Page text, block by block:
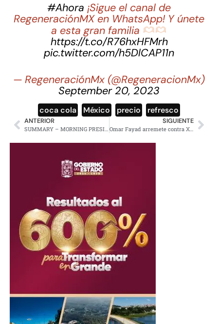
#Ahora ¡Sigue el canal de
RegeneraciónMX en WhatsApp! Y únete
a esta gran familia
https://t.co/R76hxHFMrh
pic.twitter.com/h5DlCAP11n
— RegeneraciónMx (@RegeneracionMx)
September 20, 2023
coca cola México precio refresco
ANTERIOR
SUMMARY – MORNING PRESIDENTIAL PRESS CONFERENCE – FRIDAY, NOVEMBER 10, 2023
SIGUIENTE
Omar Fayad arremete contra Xóchitl Gálvez: Ya supérame, le dice